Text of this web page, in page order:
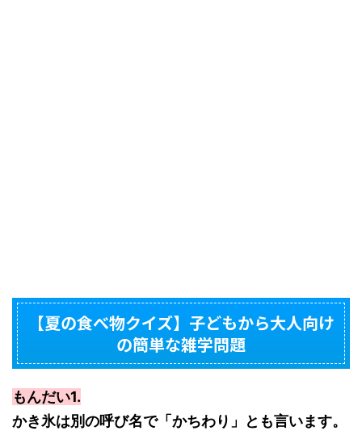
【夏の食べ物クイズ】子どもから大人向け
の簡単な雑学問題
もんだい1.
かき氷は別の呼び名で「かちわり」とも言います。